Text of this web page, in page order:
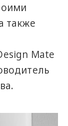
также
Mate